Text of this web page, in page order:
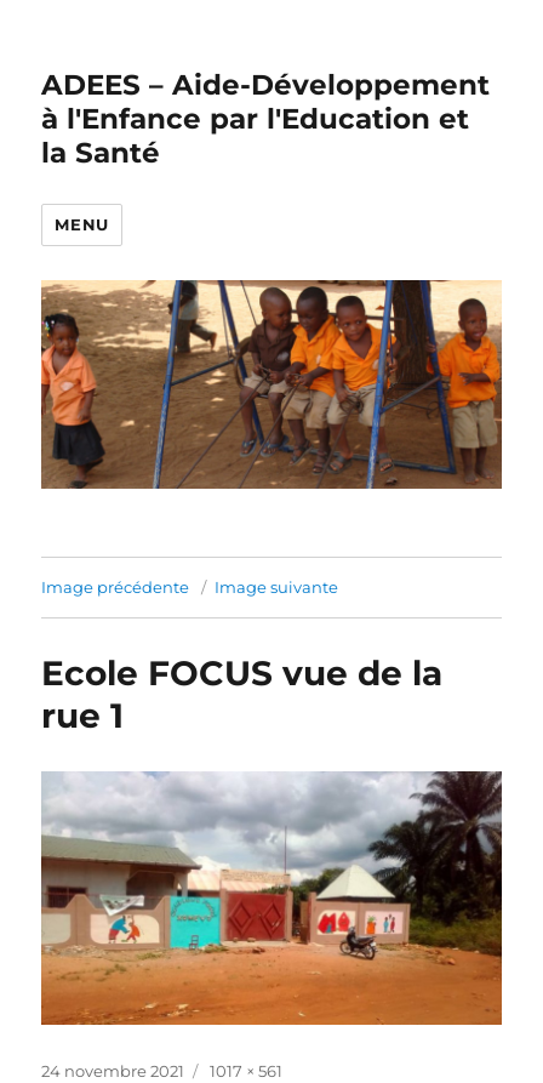
ADEES – Aide-Développement
à l'Enfance par l'Education et
la Santé
MENU
Image précédente Image suivante
Ecole FOCUS vue de la
rue 1
Publié
24 novembre 2021
Taille
1017 × 561